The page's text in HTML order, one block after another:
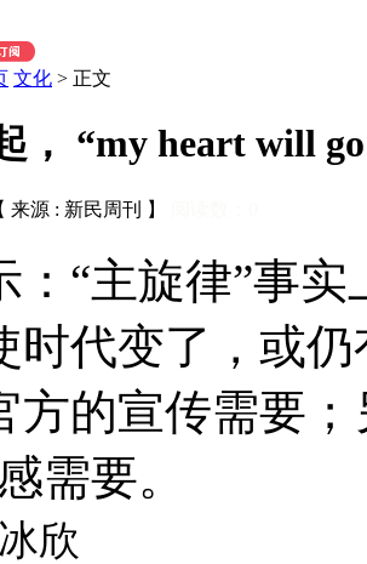
文化 > 正文
， “my heart will
来源 : 新民周刊 】
：“主旋律”事
时代变了，或
方的宣传需要
需要。
欣